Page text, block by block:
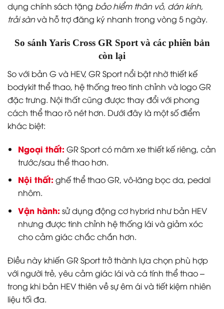
dụng chính sách tặng bảo hiểm thân vỏ, dán kính,
trải sànvà hỗ trợ đăng ký nhanh trong vòng 5 ngày.
So sánh Yaris Cross GR Sport và các phiên bản
còn lại
So với bản G và HEV, GR Sport nổi bật nhờ thiết kế
bodykit thể thao, hệ thống treo tinh chỉnh và logo GR
đặc trưng. Nội thất cũng được thay đổi với phong
cách thể thao rõ nét hơn. Dưới đây là một số điểm
khác biệt:
Ngoại thất: GR Sport có mâm xe thiết kế riêng, cản
trước/sau thể thao hơn.
Nội thất: ghế thể thao GR, vô-lăng bọc da, pedal
nhôm.
Vận hành: sử dụng động cơ hybrid như bản HEV
nhưng được tinh chỉnh hệ thống lái và giảm xóc
cho cảm giác chắc chắn hơn.
Điều này khiến GR Sport trở thành lựa chọn phù hợp
với người trẻ, yêu cảm giác lái và cá tính thể thao –
trong khi bản HEV thiên về sự êm ái và tiết kiệm nhiên
liệu tối đa.